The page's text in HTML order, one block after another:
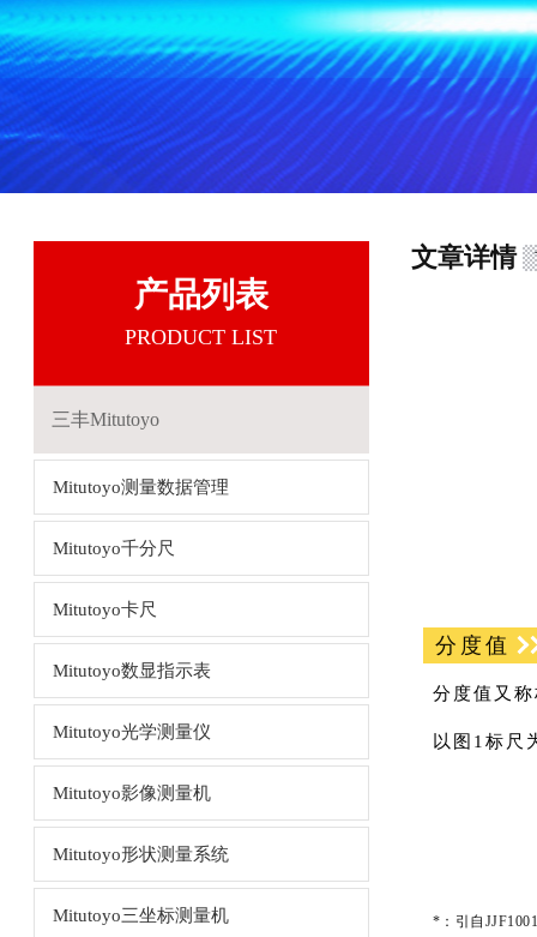
产品列表
PRODUCT LIST
三丰Mitutoyo
Mitutoyo测量数据管理
Mitutoyo千分尺
Mitutoyo卡尺
Mitutoyo数显指示表
Mitutoyo光学测量仪
Mitutoyo影像测量机
Mitutoyo形状测量系统
Mitutoyo三坐标测量机
文章详情
分度值
分度值又
以图1标尺
*：引自